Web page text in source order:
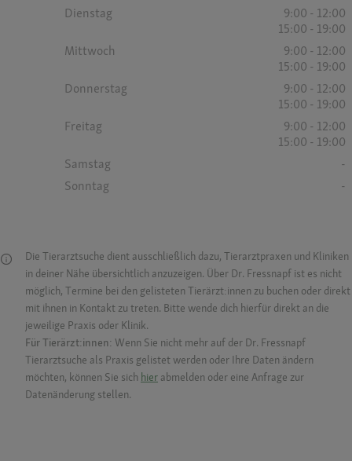
Dienstag
9:00 - 12:00
15:00 - 19:00
Mittwoch
9:00 - 12:00
15:00 - 19:00
Donnerstag
9:00 - 12:00
15:00 - 19:00
Freitag
9:00 - 12:00
15:00 - 19:00
Samstag
-
Sonntag
-
Die Tierarztsuche dient ausschließlich dazu, Tierarztpraxen und Kliniken
in deiner Nähe übersichtlich anzuzeigen. Über Dr. Fressnapf ist es nicht
möglich, Termine bei den gelisteten Tierärzt:innen zu buchen oder direkt
mit ihnen in Kontakt zu treten. Bitte wende dich hierfür direkt an die
jeweilige Praxis oder Klinik.
Für Tierärzt:innen: Wenn Sie nicht mehr auf der Dr. Fressnapf
Tierarztsuche als Praxis gelistet werden oder Ihre Daten ändern
möchten, können Sie sich hier abmelden oder eine Anfrage zur
Datenänderung stellen.